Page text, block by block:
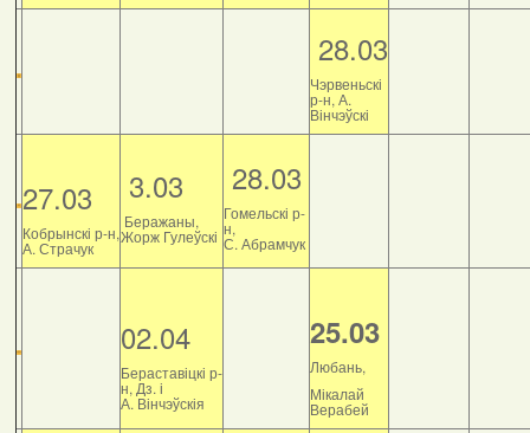
28.03
Чэрвеньскі
р-н, А.
Вінчэўскі
27.03
Кобрынскі р-н,
А. Страчук
3.03
Беражаны,
Жорж Гулеўскі
28.03
Гомельскі р-
н,
С. Абрамчук
02.04
Бераставіцкі р-
н, Дз. і
А. Вінчэўскія
25.03
Любань,
Мікалай
Верабей